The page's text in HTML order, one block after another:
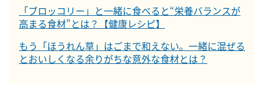
「ブロッコリー」と一緒に食べると“栄養バランスが
高まる食材”とは？【健康レシピ】
もう「ほうれん草」はごまで和えない。一緒に混ぜる
とおいしくなる余りがちな意外な食材とは？